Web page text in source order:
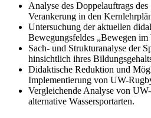
Analyse des Doppelauftrags des
Verankerung in den
Untersuchung der aktuellen
Bewegungsfeldes „Bewegen im
Sach- und Strukturanalyse der
hinsichtlich ihres
Didaktische Reduktion und
Implementierung von UW-
Vergleichende Analyse von
alternative Wassersportarten.